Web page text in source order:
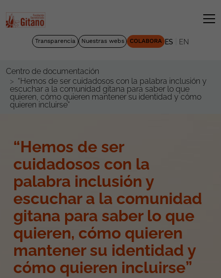
Transparencia Nuestras webs COLABORA ES EN
Centro de documentación
“Hemos de ser cuidadosos con la palabra inclusión y
escuchar a la comunidad gitana para saber lo que
quieren, cómo quieren mantener su identidad y cómo
quieren incluirse”
“Hemos de ser
cuidadosos con la
palabra inclusión y
escuchar a la comunidad
gitana para saber lo que
quieren, cómo quieren
mantener su identidad y
cómo quieren incluirse”